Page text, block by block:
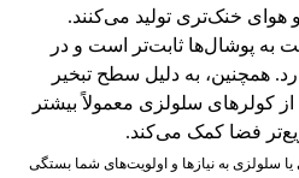
هوای خنک‌تری تولید می‌کنند.
به پوشال‌ها ثابت‌تر است و در
همچنین، به دلیل سطح تبخیر
کولرهای سلولزی معمولاً بیشتر
فضا کمک می‌کند.
یا سلولزی به نیازها و اولویت‌های شما بستگی